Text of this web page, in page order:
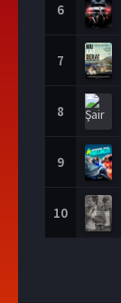
6
7
8
9
10